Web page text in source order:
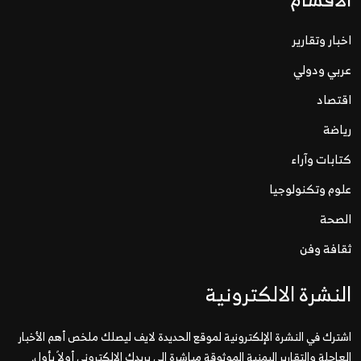
اخبار وتقارير
عربي ودولي
اقتصاد
رياضة
كتابات وآراء
علوم وتكنولوجيا
الصحة
ثقافة وفن
النشرة الالكترونية
اشترك في النشرة الإلكترونية لموقع الحديدة لايف ليصلك ملخص أهم الأخبار
العاجلة والتقارير اليمنية الموثوقة مباشرة إلى بريدك الإلكتروني أولاً بأول.